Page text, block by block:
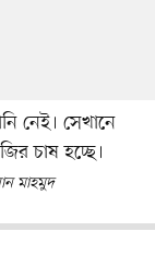
নেই। সেখানে
চাষ হচ্ছে।
মাহমুদ